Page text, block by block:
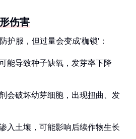
伤害
护服，但过量会变成'枷锁'：
能导致种子缺氧，发芽率下降
会破坏幼芽细胞，出现扭曲、发
入土壤，可能影响后续作物生长